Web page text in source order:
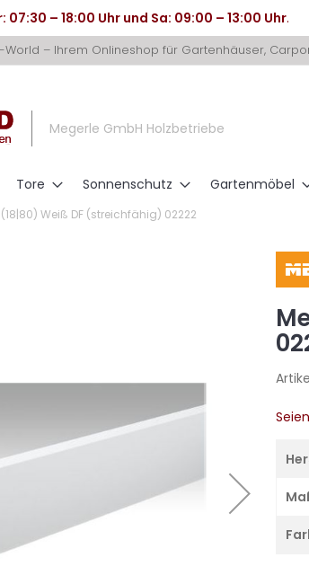
07:30 – 18:00 Uhr und Sa: 09:00 – 13:00 Uhr.
World – Ihrem Onlineshop für Gartenhäuser,
Megerle GmbH Holzbetriebe
Tore Sonnenschutz Gartenmöbel
(18|80) Weiß DF (streichfähig) 02222